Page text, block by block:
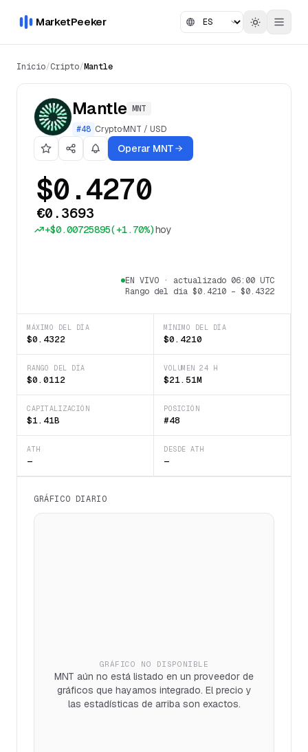
MarketPeeker
Inicio/Cripto/Mantle
Mantle MNT
#48 Crypto·MNT / USD
Operar MNT
$0.4270
€0.3693
+$0.00725895(+1.70%)hoy
EN VIVO · actualizado 06:00 UTC
Rango del día $0.4210 – $0.4322
MÁXIMO DEL DÍA
$0.4322
MÍNIMO DEL DÍA
$0.4210
RANGO DEL DÍA
$0.0112
VOLUMEN 24 H
$21.51M
CAPITALIZACIÓN
$1.41B
POSICIÓN
#48
ATH
—
DESDE ATH
—
GRÁFICO DIARIO
GRÁFICO NO DISPONIBLE
MNT aún no está listado en un proveedor de
gráficos que hayamos integrado. El precio y
las estadísticas de arriba son exactos.